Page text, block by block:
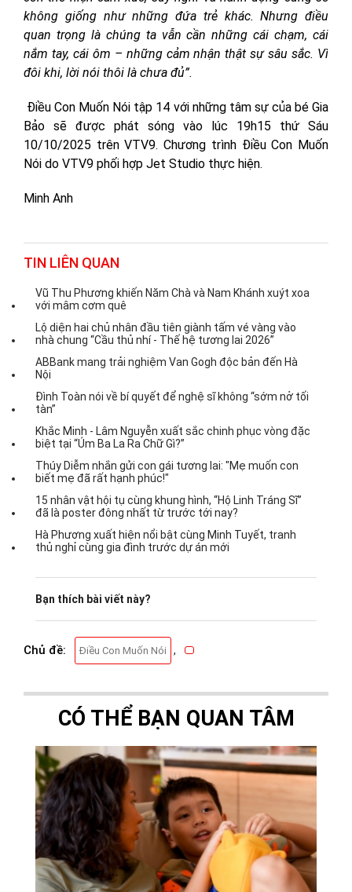
không giống như những đứa trẻ khác. Nhưng điều
quan trọng là chúng ta vẫn cần những cái chạm, cái
nắm tay, cái ôm – những cảm nhận thật sự sâu sắc. Vì
đôi khi, lời nói thôi là chưa đủ”.
Điều Con Muốn Nói tập 14 với những tâm sự của bé Gia
Bảo sẽ được phát sóng vào lúc 19h15 thứ Sáu
10/10/2025 trên VTV9. Chương trình Điều Con Muốn
Nói do VTV9 phối hợp Jet Studio thực hiện.
Minh Anh
TIN LIÊN QUAN
Vũ Thu Phương khiến Năm Chà và Nam Khánh xuýt xoa
với mâm cơm quê
Lộ diện hai chủ nhân đầu tiên giành tấm vé vàng vào
nhà chung “Cầu thủ nhí - Thế hệ tương lai 2026”
ABBank mang trải nghiệm Van Gogh độc bản đến Hà
Nội
Đình Toàn nói về bí quyết để nghệ sĩ không “sớm nở tối
tàn”
Khắc Minh - Lâm Nguyễn xuất sắc chinh phục vòng đặc
biệt tại “Úm Ba La Ra Chữ Gì?”
Thúy Diễm nhắn gửi con gái tương lai: "Mẹ muốn con
biết mẹ đã rất hạnh phúc!"
15 nhân vật hội tụ cùng khung hình, “Hộ Linh Tráng Sĩ”
đã là poster đông nhất từ trước tới nay?
Hà Phương xuất hiện nổi bật cùng Minh Tuyết, tranh
thủ nghỉ cùng gia đình trước dự án mới
Bạn thích bài viết này?
Chủ đề: Điều Con Muốn Nói ,
CÓ THỂ BẠN QUAN TÂM